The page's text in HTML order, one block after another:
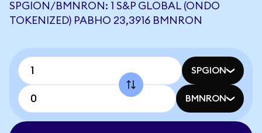
SPGION/BMNRON: 1 S&P GLOBAL (ONDO
TOKENIZED) РАВНО 23,3916 BMNRON
SPGION
BMNRON